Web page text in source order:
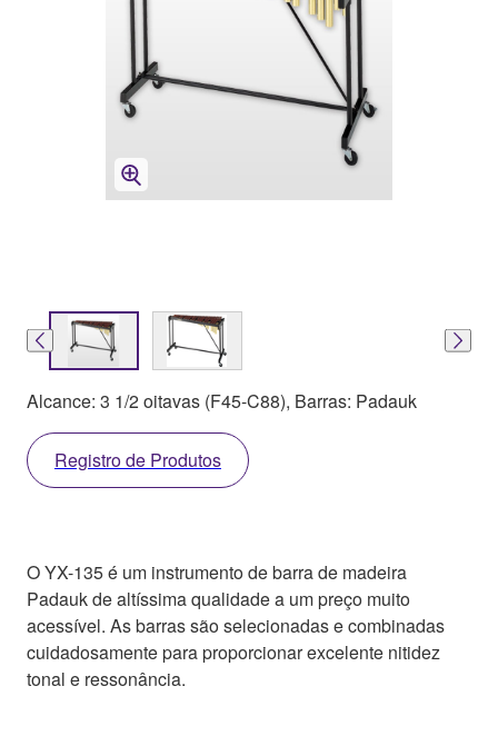
Alcance: 3 1/2 oitavas (F45-C88), Barras: Padauk
Registro de Produtos
O YX-135 é um instrumento de barra de madeira
Padauk de altíssima qualidade a um preço muito
acessível. As barras são selecionadas e combinadas
cuidadosamente para proporcionar excelente nitidez
tonal e ressonância.